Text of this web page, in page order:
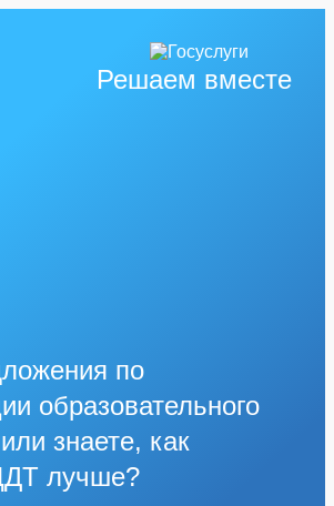
Решаем вместе
по
образовательного
знаете, как
лучше?